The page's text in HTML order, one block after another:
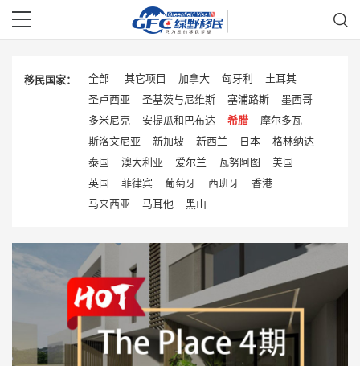
移民国家： 全部 其它项目 加拿大 匈牙利
土耳其
圣卢西亚
圣基茨与尼维斯 塞浦路斯
墨西哥
多米尼克
安提瓜和巴布达 希腊
摩尔多瓦
斯洛文尼亚
新加坡 新西兰 日本
格林纳达
泰国
澳大利亚 爱尔兰 瓦努阿图
美国
英国
菲律宾 葡萄牙 西班牙
香港
马来西亚
马耳他 黑山